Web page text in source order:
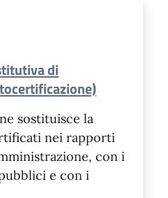
di
sostituisce la
nei rapporti
con i
e con i